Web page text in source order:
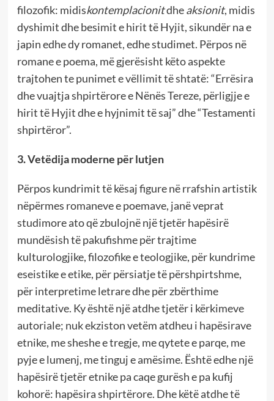
filozofik: midiskontemplacionitdheaksionit, midis
dyshimit dhe besimit e hirit të Hyjit, sikundër na e
japin edhe dy romanet, edhe studimet. Përpos në
romane e poema, më gjerësisht këto aspekte
trajtohen te punimet e vëllimit të shtatë: “Errësira
dhe vuajtja shpirtërore e Nënës Tereze, përligjje e
hirit të Hyjit dhe e hyjnimit të saj” dhe “Testamenti
shpirtëror”.
3. Vetëdija moderne për lutjen
Përpos kundrimit të kësaj figure në rrafshin artistik
nëpërmes romaneve e poemave, janë veprat
studimore ato që zbulojnë një tjetër hapësirë
mundësish të pakufishme për trajtime
kulturologjike, filozofike e teologjike, për kundrime
eseistike e etike, për përsiatje të përshpirtshme,
për interpretime letrare dhe për zbërthime
meditative. Ky është një atdhe tjetër i kërkimeve
autoriale; nuk ekziston vetëm atdheu i hapësirave
etnike, me sheshe e tregje, me qytete e parqe, me
pyje e lumenj, me tinguj e amësime. Është edhe një
hapësirë tjetër etnike pa caqe gurësh e pa kufij
kohorë: hapësira shpirtërore. Dhe këtë atdhe të